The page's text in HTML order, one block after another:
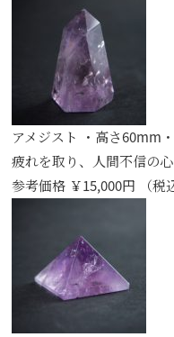
アメジスト ・高さ
疲れを取り、人間不信の
参考価格 ￥15,000円 （税